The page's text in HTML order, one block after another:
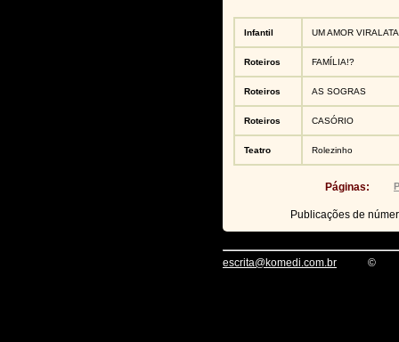
Infantil UM AMOR VIRALATA
Roteiros FAMÍLIA!?
Roteiros AS SOGRAS
Roteiros CASÓRIO
Teatro Rolezinho
Páginas:
Publicações de
escrita@komedi.com.br ©